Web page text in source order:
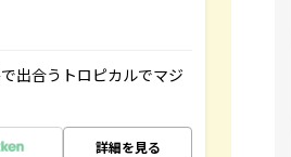
出合うトロピカルでマジ
詳細を見る